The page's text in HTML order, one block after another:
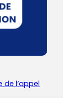
de l’appel